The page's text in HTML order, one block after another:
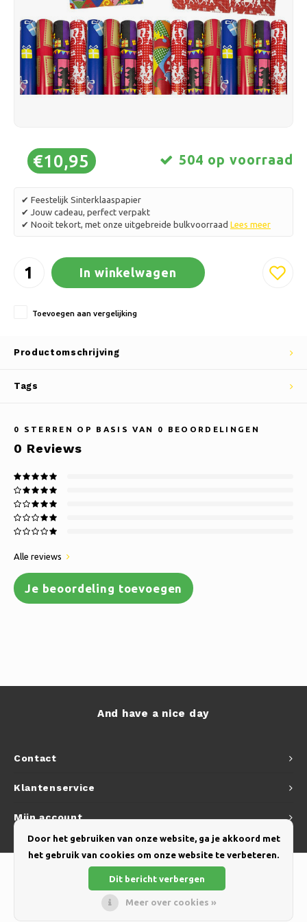
Overig
Kussens & Beddengoed
Lampen & Verlichting
Manden, Potten & Vazen
Polski
€10,95 504 op voorraad
✔ Feestelijk Sinterklaaspapier
✔ Jouw cadeau, perfect verpakt
✔ Nooit tekort, met onze uitgebreide bulkvoorraad Lees meer
In winkelwagen
Toevoegen aan vergelijking
Productomschrijving
Tags
0 STERREN OP BASIS VAN 0 BEOORDELINGEN
0 Reviews
Alle reviews
Je beoordeling toevoegen
Contact
And have a nice day
Klantenservice
Mijn account
Door het gebruiken van onze website, ga je akkoord met
het gebruik van cookies om onze website te verbeteren.
Dit bericht verbergen
Meer over cookies »